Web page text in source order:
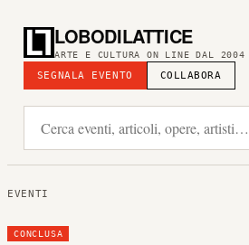
LOBODILATTICE
ARTE E CULTURA ON LINE DAL 2004
SEGNALA EVENTO COLLABORA
EVENTI
CONCLUSA